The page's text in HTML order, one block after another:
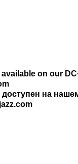
on our
на